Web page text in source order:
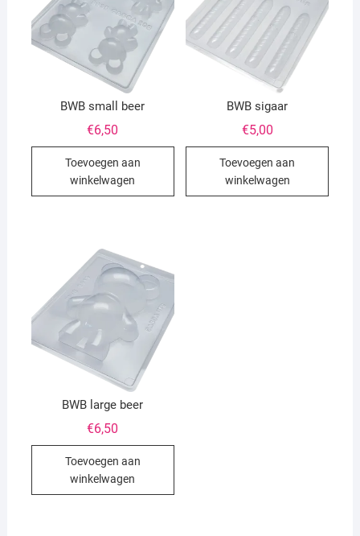
BWB small beer
€6,50
Toevoegen aan
winkelwagen
BWB sigaar
€5,00
Toevoegen aan
winkelwagen
BWB large beer
€6,50
Toevoegen aan
winkelwagen